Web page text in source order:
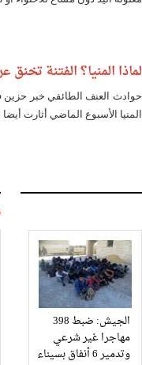
لماذا المنيا؟ الفتنة
حوادث العنف الطائفي خبر حزين
المنيا الأسبوع الماضي أثارت
الجيش: ضبط 398
مهاجرا غير شرعي
وتدمير 6 أنفاق بسيناء